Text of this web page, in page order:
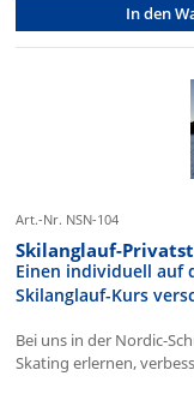
In den
Art.-Nr. NSN-104
Skilanglauf-
Einen individuell auf
Skilanglauf-Kurs
Bei uns in der Nordic-
Skating erlernen,